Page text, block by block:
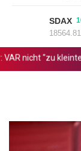
SDAX
18564.81
nicht "zu